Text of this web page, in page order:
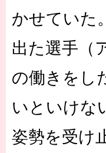
かせていた
出た選手（
の働きをし
いといけな
姿勢を受け